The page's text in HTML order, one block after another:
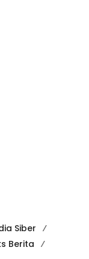
Siber
Berita